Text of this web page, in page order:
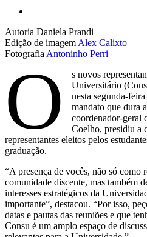
Autoria Daniela Prandi
Edição de imagem Alex Calixto
Fotografia Antoninho Perri
O
s novos
Universitário
nesta segunda-
mandato que dura
coordenador-geral
Coelho, presidiu a
representantes eleitos pelos
graduação.
“A presença de vocês, não só como
comunidade discente, mas também
interesses estratégicos da
importante”, destacou. “Por isso,
datas e pautas das reuniões e que
Consu é um amplo espaço de